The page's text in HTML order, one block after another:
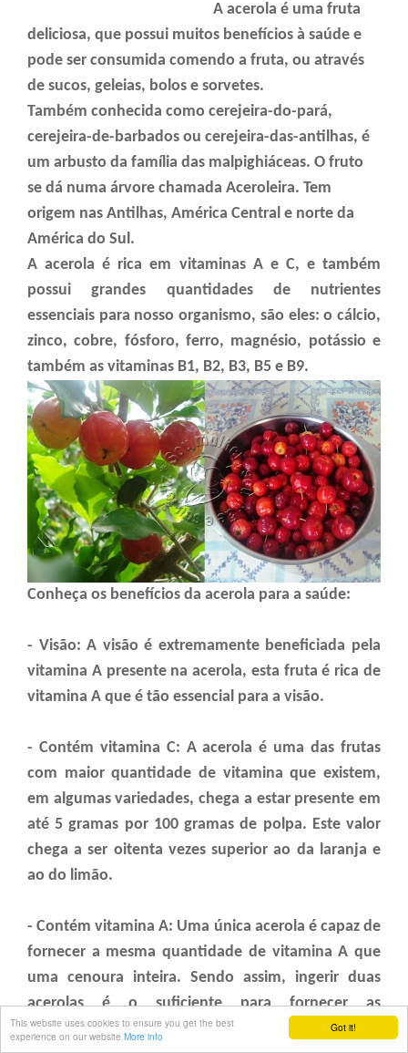
Got it!
This website uses cookies to ensure you get the best
experience on our website More info
A acerola é uma fruta
deliciosa, que possui muitos benefícios à saúde e
pode ser consumida comendo a fruta, ou através
de sucos, geleias, bolos e sorvetes.
Também conhecida como cerejeira-do-pará,
cerejeira-de-barbados ou cerejeira-das-antilhas, é
um arbusto da família das malpighiáceas. O fruto
se dá numa árvore chamada Aceroleira. Tem
origem nas Antilhas, América Central e norte da
América do Sul.
A acerola é rica em vitaminas A e C, e também
possui grandes quantidades de nutrientes
essenciais para nosso organismo, são eles: o cálcio,
zinco, cobre, fósforo, ferro, magnésio, potássio e
também as vitaminas B1, B2, B3, B5 e B9.
Conheça os benefícios da acerola para a saúde:
- Visão: A visão é extremamente beneficiada pela
vitamina A presente na acerola, esta fruta é rica de
vitamina A que é tão essencial para a visão.
- Contém vitamina C: A acerola é uma das frutas
com maior quantidade de vitamina que existem,
em algumas variedades, chega a estar presente em
até 5 gramas por 100 gramas de polpa. Este valor
chega a ser oitenta vezes superior ao da laranja e
ao do limão.
- Contém vitamina A: Uma única acerola é capaz de
fornecer a mesma quantidade de vitamina A que
uma cenoura inteira. Sendo assim, ingerir duas
acerolas é o suficiente para fornecer as
quantidades necessárias de vitamina A para nosso